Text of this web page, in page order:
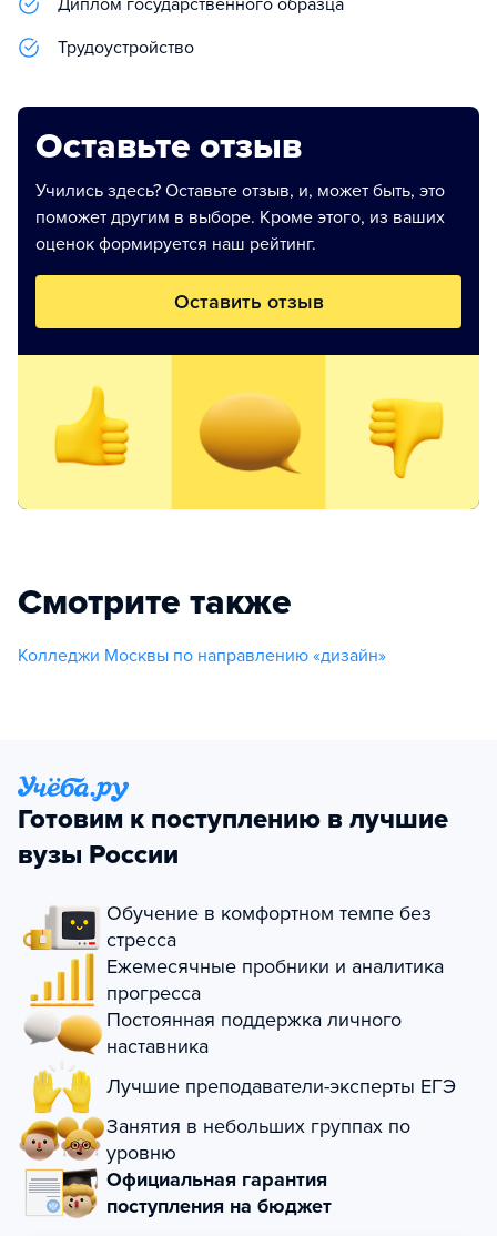
Трудоустройство
Оставьте отзыв
Учились здесь? Оставьте отзыв, и, может быть, это
поможет другим в выборе. Кроме этого, из ваших
оценок формируется наш рейтинг.
Оставить отзыв
Смотрите также
Колледжи Москвы по направлению «дизайн»
Готовим к поступлению в лучшие
вузы России
Обучение в комфортном темпе без
стресса
Ежемесячные пробники и аналитика
прогресса
Постоянная поддержка личного
наставника
Лучшие преподаватели-эксперты ЕГЭ
Занятия в небольших группах по
уровню
Официальная гарантия
поступления на бюджет